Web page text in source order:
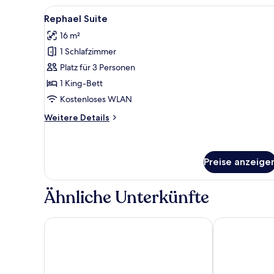
Alle
Fotos
für
Rephael
Suite
anzeigen
Ein Hotelzimmer mit einem
5
Rephael Suite
16 m²
1 Schlafzimmer
Platz für 3 Personen
1 King-Bett
Kostenloses WLAN
Weitere Details
Weitere
Preise
Ähnliche Unterkünfte
Roxon Sea Sand Bat Yam Crowne